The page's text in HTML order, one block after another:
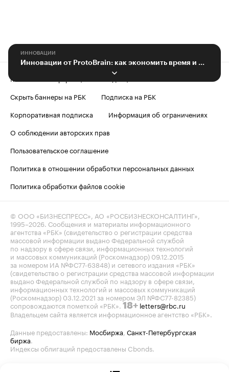
ИННОВАЦИИ
Контактная информация
Редакция
Скрыть баннеры на РБК
Подписка на РБК
Корпоративная подписка
Информация об ограничениях
О соблюдении авторских прав
Пользовательское соглашение
Политика в отношении обработки персональных данных
Политика обработки файлов cookie
© ООО «БИЗНЕСПРЕСС», АО «РОСБИЗНЕСКОНСАЛТИНГ»,
1995–2026 . Сообщения и материалы информационного
агентства «РБК» (свидетельство о регистрации средства
массовой информации выдано Федеральной службой
по надзору в сфере связи, информационных технологий
и массовых коммуникаций (Роскомнадзор) 09.12.2015
за номером ИА №ФС77-63848) и сетевого издания «РБК»
(свидетельство о регистрации средства массовой информации
выдано Федеральной службой по надзору в сфере связи,
информационных технологий и массовых коммуникаций
(Роскомнадзор) 03.12.2021 за номером ЭЛ №ФС77-82385)
сопровождаются пометкой «РБК». 18+ letters@rbc.ru
Владельцем сайта является информационное агентство «РБК».
Данные предоставлены: Мосбиржа Санкт-Петербургская
биржа
Индексы облигаций предоставлены Cbonds.